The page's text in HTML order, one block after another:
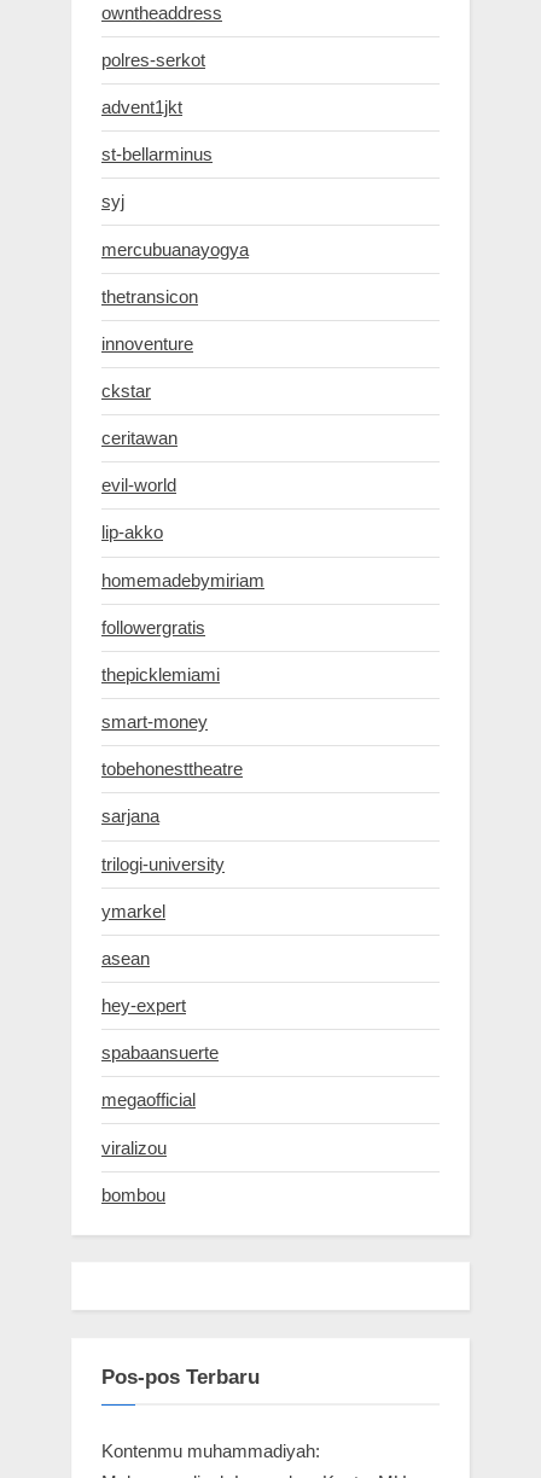
owntheaddress
polres-serkot
advent1jkt
st-bellarminus
syj
mercubuanayogya
thetransicon
innoventure
ckstar
ceritawan
evil-world
lip-akko
homemadebymiriam
followergratis
thepicklemiami
smart-money
tobehonesttheatre
sarjana
trilogi-university
ymarkel
asean
hey-expert
spabaansuerte
megaofficial
viralizou
bombou
Pos-pos Terbaru
Kontenmu muhammadiyah: